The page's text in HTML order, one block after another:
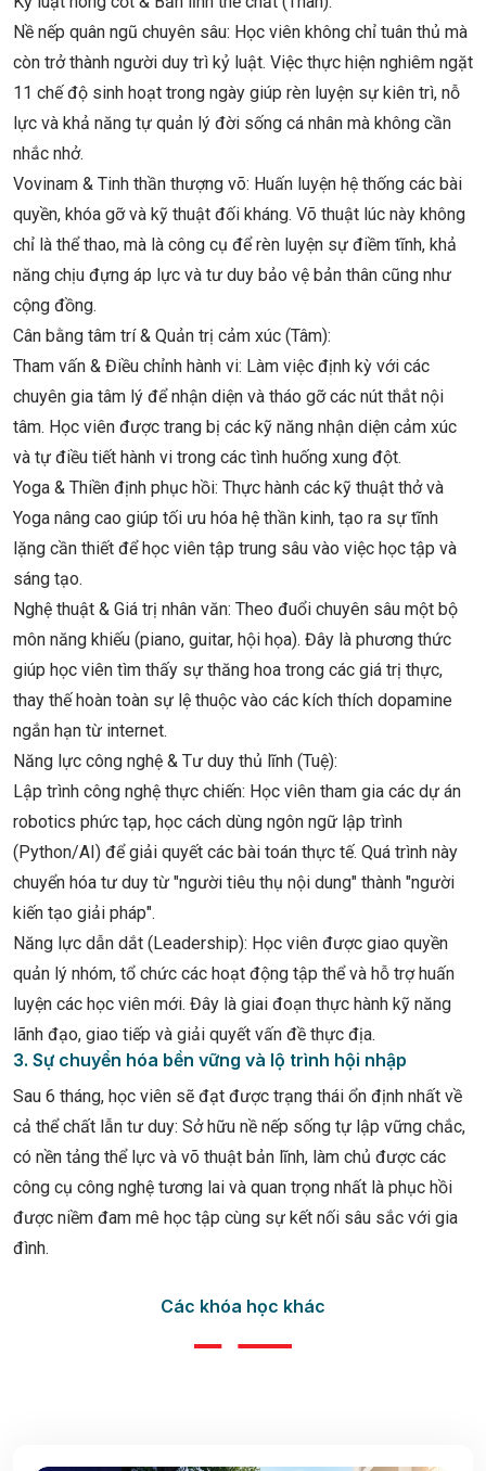
Nề nếp quân ngũ chuyên sâu: Học viên không chỉ tuân thủ mà
còn trở thành người duy trì kỷ luật. Việc thực hiện nghiêm ngặt
11 chế độ sinh hoạt trong ngày giúp rèn luyện sự kiên trì, nỗ
lực và khả năng tự quản lý đời sống cá nhân mà không cần
nhắc nhở.
Vovinam & Tinh thần thượng võ: Huấn luyện hệ thống các bài
quyền, khóa gỡ và kỹ thuật đối kháng. Võ thuật lúc này không
chỉ là thể thao, mà là công cụ để rèn luyện sự điềm tĩnh, khả
năng chịu đựng áp lực và tư duy bảo vệ bản thân cũng như
cộng đồng.
Cân bằng tâm trí & Quản trị cảm xúc (Tâm):
Tham vấn & Điều chỉnh hành vi: Làm việc định kỳ với các
chuyên gia tâm lý để nhận diện và tháo gỡ các nút thắt nội
tâm. Học viên được trang bị các kỹ năng nhận diện cảm xúc
và tự điều tiết hành vi trong các tình huống xung đột.
Yoga & Thiền định phục hồi: Thực hành các kỹ thuật thở và
Yoga nâng cao giúp tối ưu hóa hệ thần kinh, tạo ra sự tĩnh
lặng cần thiết để học viên tập trung sâu vào việc học tập và
sáng tạo.
Nghệ thuật & Giá trị nhân văn: Theo đuổi chuyên sâu một bộ
môn năng khiếu (piano, guitar, hội họa). Đây là phương thức
giúp học viên tìm thấy sự thăng hoa trong các giá trị thực,
thay thế hoàn toàn sự lệ thuộc vào các kích thích dopamine
ngắn hạn từ internet.
Năng lực công nghệ & Tư duy thủ lĩnh (Tuệ):
Lập trình công nghệ thực chiến: Học viên tham gia các dự án
robotics phức tạp, học cách dùng ngôn ngữ lập trình
(Python/AI) để giải quyết các bài toán thực tế. Quá trình này
chuyển hóa tư duy từ "người tiêu thụ nội dung" thành "người
kiến tạo giải pháp".
Năng lực dẫn dắt (Leadership): Học viên được giao quyền
quản lý nhóm, tổ chức các hoạt động tập thể và hỗ trợ huấn
luyện các học viên mới. Đây là giai đoạn thực hành kỹ năng
lãnh đạo, giao tiếp và giải quyết vấn đề thực địa.
3. Sự chuyển hóa bền vững và lộ trình hội nhập
Sau 6 tháng, học viên sẽ đạt được trạng thái ổn định nhất về
cả thể chất lẫn tư duy: Sở hữu nề nếp sống tự lập vững chắc,
có nền tảng thể lực và võ thuật bản lĩnh, làm chủ được các
công cụ công nghệ tương lai và quan trọng nhất là phục hồi
được niềm đam mê học tập cùng sự kết nối sâu sắc với gia
đình.
Các khóa học khác